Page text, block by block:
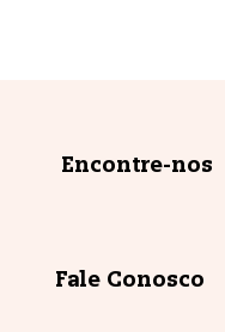
Encontre-nos
Fale Conosco